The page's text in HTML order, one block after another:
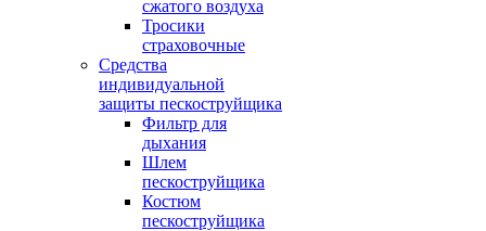
сжатого воздуха
Тросики
страховочные
Средства
индивидуальной
защиты пескоструйщика
Фильтр для
дыхания
Шлем
пескоструйщика
Костюм
пескоструйщика